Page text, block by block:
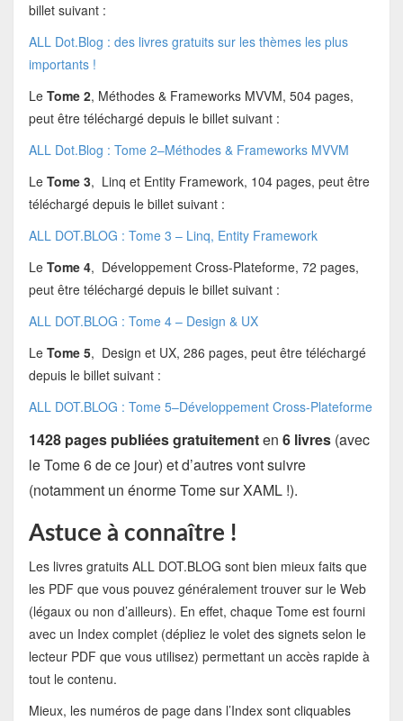
billet suivant :
ALL Dot.Blog : des livres gratuits sur les thèmes les plus
importants !
Le Tome 2, Méthodes & Frameworks MVVM, 504 pages,
peut être téléchargé depuis le billet suivant :
ALL Dot.Blog : Tome 2–Méthodes & Frameworks MVVM
Le Tome 3, Linq et Entity Framework, 104 pages, peut être
téléchargé depuis le billet suivant :
ALL DOT.BLOG : Tome 3 – Linq, Entity Framework
Le Tome 4, Développement Cross-Plateforme, 72 pages,
peut être téléchargé depuis le billet suivant :
ALL DOT.BLOG : Tome 4 – Design & UX
Le Tome 5, Design et UX, 286 pages, peut être téléchargé
depuis le billet suivant :
ALL DOT.BLOG : Tome 5–Développement Cross-Plateforme
1428 pages publiéesgratuitementen 6 livres(avec
le Tome 6 de ce jour) et d’autres vont suivre
(notamment un énorme Tome sur XAML !).
Astuce à connaître !
Les livres gratuits ALL DOT.BLOG sont bien mieux faits que
les PDF que vous pouvez généralement trouver sur le Web
(légaux ou non d’ailleurs). En effet, chaque Tome est fourni
avec un Index complet (dépliez le volet des signets selon le
lecteur PDF que vous utilisez) permettant un accès rapide à
tout le contenu.
Mieux, les numéros de page dans l’Index sont cliquables